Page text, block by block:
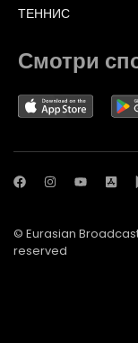
ТЕННИС
Смотри
© Eurasian
reserved